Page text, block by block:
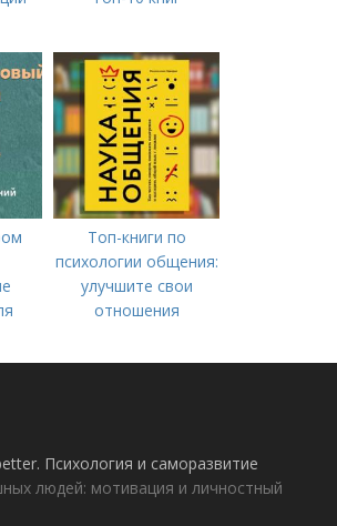
Топ-книги по
психологии общения:
улучшите свои
отношения
Психология и саморазвитие
людей: мотивация и личностный